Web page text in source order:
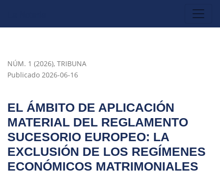
NÚM. 1 (2026), TRIBUNA
EL ÁMBITO DE APLICACIÓN
MATERIAL DEL REGLAMENTO
SUCESORIO EUROPEO: LA
EXCLUSIÓN DE LOS REGÍMENES
ECONÓMICOS MATRIMONIALES
Publicado 2026-06-16